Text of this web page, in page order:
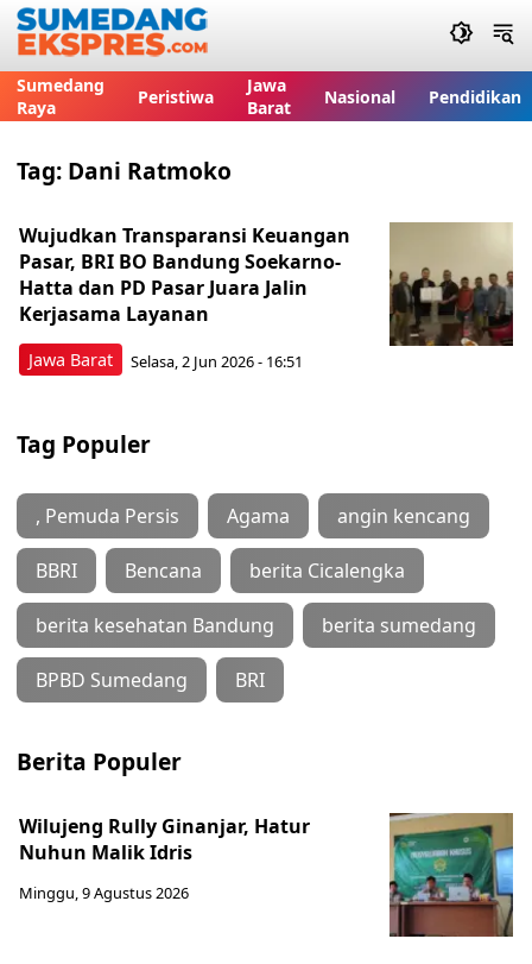
Sumedang
Raya
Peristiwa
Jawa
Barat
Nasional Pendidikan
Tag: Dani Ratmoko
Jawa Barat
Wujudkan Transparansi Keuangan
Pasar, BRI BO Bandung Soekarno-
Hatta dan PD Pasar Juara Jalin
Kerjasama Layanan
Selasa, 2 Jun 2026 - 16:51
Tag Populer
, Pemuda Persis Agama angin kencang
BBRI Bencana berita Cicalengka
berita kesehatan Bandung berita sumedang
BPBD Sumedang BRI
Berita Populer
Wilujeng Rully Ginanjar, Hatur
Nuhun Malik Idris
Minggu, 9 Agustus 2026